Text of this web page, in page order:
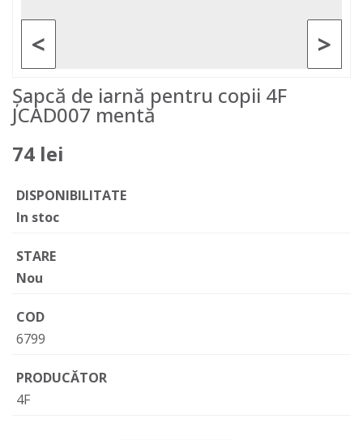
>
<
Șapcă de iarnă pentru copii 4F
JCAD007 mentă
74 lei
DISPONIBILITATE
In stoc
STARE
Nou
COD
6799
PRODUCĂTOR
4F